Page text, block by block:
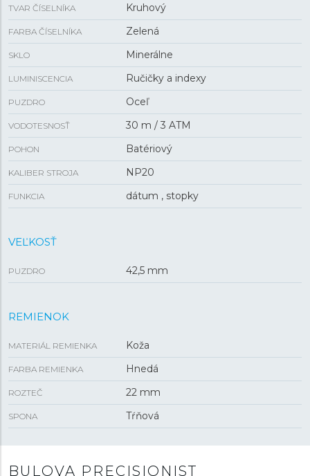
TVAR ČÍSELNÍKA Kruhový
FARBA ČÍSELNÍKA Zelená
SKLO Minerálne
LUMINISCENCIA Ručičky a indexy
PUZDRO Oceľ
VODOTESNOSŤ 30 m / 3 ATM
POHON Batériový
KALIBER STROJA NP20
FUNKCIA dátum , stopky
VEĽKOSŤ
PUZDRO 42,5 mm
REMIENOK
MATERIÁL REMIENKA Koža
FARBA REMIENKA Hnedá
ROZTEČ 22 mm
SPONA Tŕňová
BULOVA PRECISIONIST